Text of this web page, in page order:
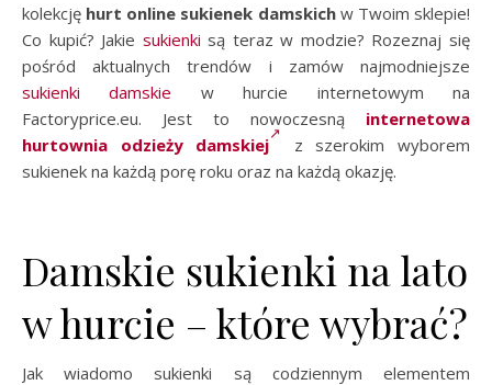
kolekcję hurt online sukienek damskichw Twoim sklepie!
Co kupić? Jakie sukienki są teraz w modzie? Rozeznaj się
pośród aktualnych trendów i zamów najmodniejsze
sukienki damskie w hurcie internetowym na
Factoryprice.eu. Jest to nowoczesną internetowa
hurtownia odzieży damskiej
z szerokim wyborem
sukienek na każdą porę roku oraz na każdą okazję.
Damskie sukienki na lato
w hurcie – które wybrać?
Jak wiadomo sukienki są codziennym elementem